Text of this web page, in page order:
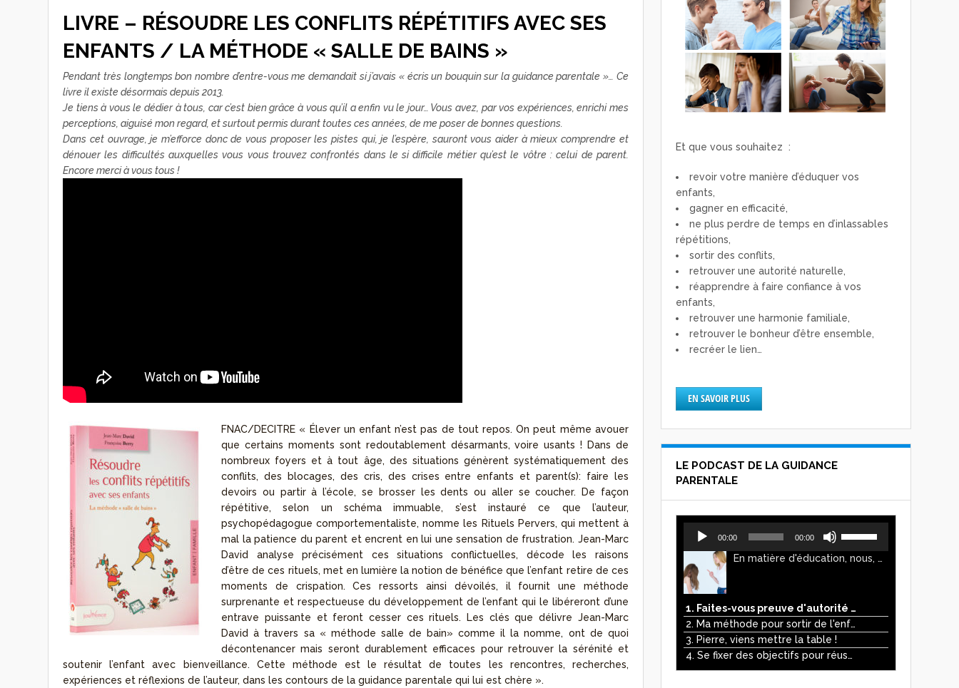
LIVRE – RÉSOUDRE LES CONFLITS RÉPÉTITIFS AVEC SES
ENFANTS / LA MÉTHODE « SALLE DE BAINS »
Pendant très longtemps bon nombre d’entre-vous me demandait si j’avais « écris un bouquin sur la guidance parentale »… Ce
livre il existe désormais depuis 2013.
Je tiens à vous le dédier à tous, car c’est bien grâce à vous qu’il a enfin vu le jour… Vous avez, par vos expériences, enrichi mes
perceptions, aiguisé mon regard, et surtout permis durant toutes ces années, de me poser de bonnes questions.
Dans cet ouvrage, je m’efforce donc de vous proposer les pistes qui, je l’espère, sauront vous aider à mieux comprendre et
dénouer les difficultés auxquelles vous vous trouvez confrontés dans le si difficile métier qu’est le vôtre : celui de parent.
Encore merci à vous tous !
FNAC/DECITRE « Élever un enfant n’est pas de tout repos. On peut même avouer
que certains moments sont redoutablement désarmants, voire usants ! Dans de
nombreux foyers et à tout âge, des situations génèrent systématiquement des
conflits, des blocages, des cris, des crises entre enfants et parent(s): faire les
devoirs ou partir à l’école, se brosser les dents ou aller se coucher. De façon
répétitive, selon un schéma immuable, s’est instauré ce que l’auteur,
psychopédagogue comportementaliste, nomme les Rituels Pervers, qui mettent à
mal la patience du parent et encrent en lui une sensation de frustration. Jean-Marc
David analyse précisément ces situations conflictuelles, décode les raisons
d’êtrede ces rituels, met en lumière la notion de bénéfice que l’enfant retire de ces
moments de crispation. Ces ressorts ainsi dévoilés, il fournit une méthode
surprenante et respectueuse du développement de l’enfant qui le libéreront d’une
entrave puissante et feront cesser ces rituels. Les clés que délivre Jean-Marc
David à travers sa « méthode salle de bain» comme il la nomme, ont de quoi
décontenancer mais seront durablement efficaces pour retrouver la sérénité et
soutenir l’enfant avec bienveillance. Cette méthode est le résultat de toutes les rencontres, recherches,
expériences et réflexions de l’auteur, dans les contours de la guidance parentale qui lui est chère ».
Et que vous souhaitez :
revoir votre manière d’éduquer vos
enfants,
gagner en efficacité,
ne plus perdre de temps en d’inlassables
répétitions,
sortir des conflits,
retrouver une autorité naturelle,
réapprendre à faire confiance à vos
enfants,
retrouver une harmonie familiale,
retrouver le bonheur d’être ensemble,
recréer le lien…
EN SAVOIR PLUS
LE PODCAST DE LA GUIDANCE
PARENTALE
Lecteur
audio
00:00 00:00
flèches
augmenter
ou
diminuer
le
En matière d'éducation, nous, parents, avons l'impression de faire preuve d'autorité. Mais n'est-ce pas, parfois, plutôt un jeu de pouvoir ? Ce podcast vous permettra d'y voir plus clair !
1. Faites-vous preuve d'autorité ou de pouvoir avec vos enfants ?
2. Ma méthode pour sortir de l'enfer des écrans
3. Pierre, viens mettre la table !
4. Se fixer des objectifs pour réussir